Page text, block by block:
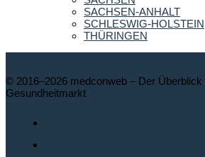
SACHSEN-ANHALT
SCHLESWIG-HOLSTEIN
THÜRINGEN
© 2016–2026 medconweb – Der
Gesundheitmarkt